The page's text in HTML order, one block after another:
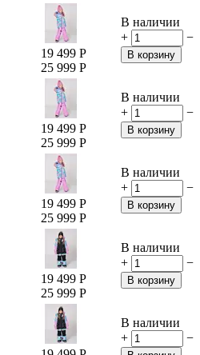
19 499 Р
25 999 Р
В наличии
+
−
В корзину
19 499 Р
25 999 Р
В наличии
+
−
В корзину
19 499 Р
25 999 Р
В наличии
+
−
В корзину
19 499 Р
25 999 Р
В наличии
+
−
В корзину
В наличии
+
−